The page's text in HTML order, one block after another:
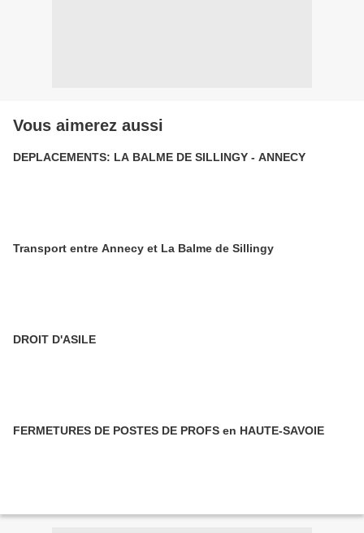
Vous aimerez aussi
DEPLACEMENTS: LA BALME DE SILLINGY - ANNECY
Transport entre Annecy et La Balme de Sillingy
DROIT D'ASILE
FERMETURES DE POSTES DE PROFS en HAUTE-SAVOIE